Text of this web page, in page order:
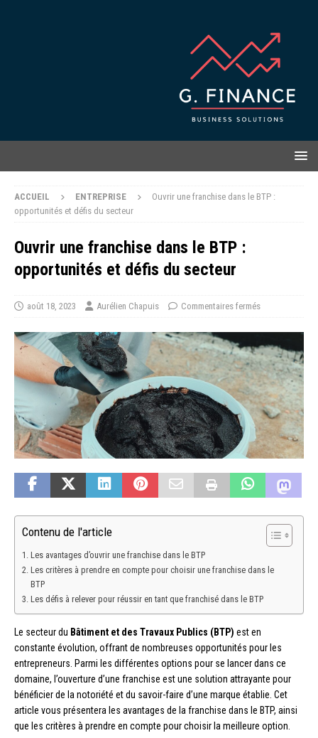
ACCUEIL ENTREPRISE
Ouvrir une franchise dans le BTP :
opportunités et défis du secteur
Ouvrir une franchise dans le BTP :
opportunités et défis du secteur
août 18, 2023 Aurélien Chapuis Commentaires fermés
Contenu de l'article
Les avantages d’ouvrir une franchise dans le BTP
Les critères à prendre en compte pour choisir une franchise dans le
BTP
Les défis à relever pour réussir en tant que franchisé dans le BTP
Le secteur du Bâtiment et des Travaux Publics (BTP) est en
constante évolution, offrant de nombreuses opportunités pour les
entrepreneurs. Parmi les différentes options pour se lancer dans ce
domaine, l’ouverture d’une franchise est une solution attrayante pour
bénéficier de la notoriété et du savoir-faire d’une marque établie. Cet
article vous présentera les avantages de la franchise dans le BTP, ainsi
que les critères à prendre en compte pour choisir la meilleure option.